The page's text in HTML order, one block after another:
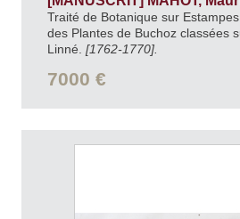
Traité de Botanique sur
des Plantes de Buchoz classées
Linné. [1762-1770].
7000 €